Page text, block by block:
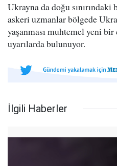
Ukrayna da doğu
askeri uzmanlar bölgede
yaşanması muhtemel yeni
uyarılarda bulunuyor.
İlgili Haberler